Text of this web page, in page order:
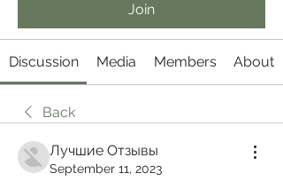
Join
Discussion Media Members About
Back
Лучшие Отзывы
September 11, 2023